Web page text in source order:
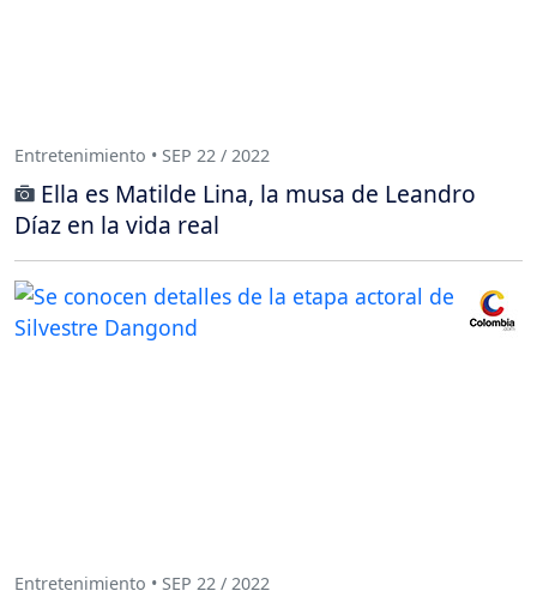
Entretenimiento • SEP 22 / 2022
Ella es Matilde Lina, la musa de Leandro
Díaz en la vida real
Entretenimiento • SEP 22 / 2022